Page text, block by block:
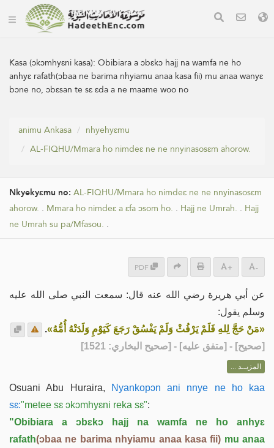
Kasa (ɔkɔmhyɛni kasa):Obibiara a ɔbɛkɔ hajj na wamfa ne ho
anhyɛ rafath(ɔbaa ne barima nhyiamu anaa kasa fii) mu anaa wanyɛ
bɔne no, ɔbɛsan te sɛ ɛda a ne maame woo no
animu Ankasa
nhyehyɛmu
AL-FIQHU/Mmara ho nimdeɛ ne ne nnyinasosɛm ahorow.
Nkyekyɛmu no: AL-FIQHU/Mmara ho nimdeɛ ne ne nnyinasosɛm
ahorow. . Mmara ho nimdeɛ a ɛfa ɔsom ho. . Hajj ne Umrah. . Hajj
ne Umrah su pa/Mfasou. .
PDF + -
عن أبي هريرة رضي الله عنه قال: سمعت النبي صلى الله عليه
وسلم يقول:
«مَنْ حَجَّ لِلهِ فَلَمْ يَرْفُثْ وَلَمْ يَفْسُقْ رَجَعَ كَيَوْمِ وَلَدَتْهُ أُمُّهُ».
[صحيح] - [متفق عليه] - [صحيح البخاري: 1521]
المزيــد ...
Osuani Abu Huraira, Nyankopɔn ani nnye ne ho kaa
sɛ:"metee sɛ ɔkɔmhyɛni reka sɛ":
"Obibiara a ɔbɛkɔ hajj na wamfa ne ho anhyɛ
rafath(ɔbaa ne barima nhyiamu anaa kasa fii) mu anaa